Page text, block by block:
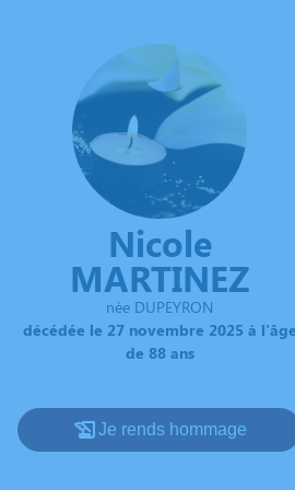
Nicole
MARTINEZ
née DUPEYRON
décédée le 27 novembre 2025 à l'âge
de 88 ans
Je rends hommage